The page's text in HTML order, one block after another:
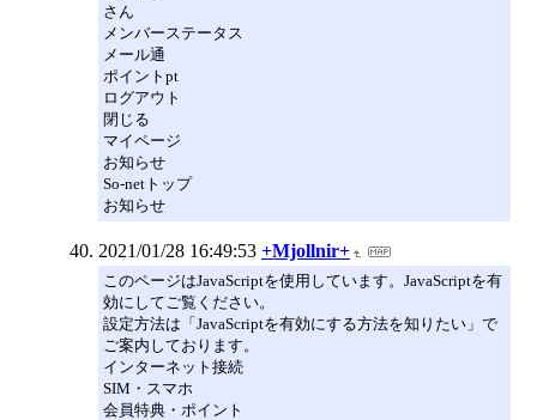
さん
メンバーステータス
メール通
ポイントpt
ログアウト
閉じる
マイページ
お知らせ
So-netトップ
お知らせ
2021/01/28 16:49:53 +Mjollnir+
このページはJavaScriptを使用しています。JavaScriptを有
効にしてご覧ください。
設定方法は「JavaScriptを有効にする方法を知りたい」で
ご案内しております。
インターネット接続
SIM・スマホ
会員特典・ポイント